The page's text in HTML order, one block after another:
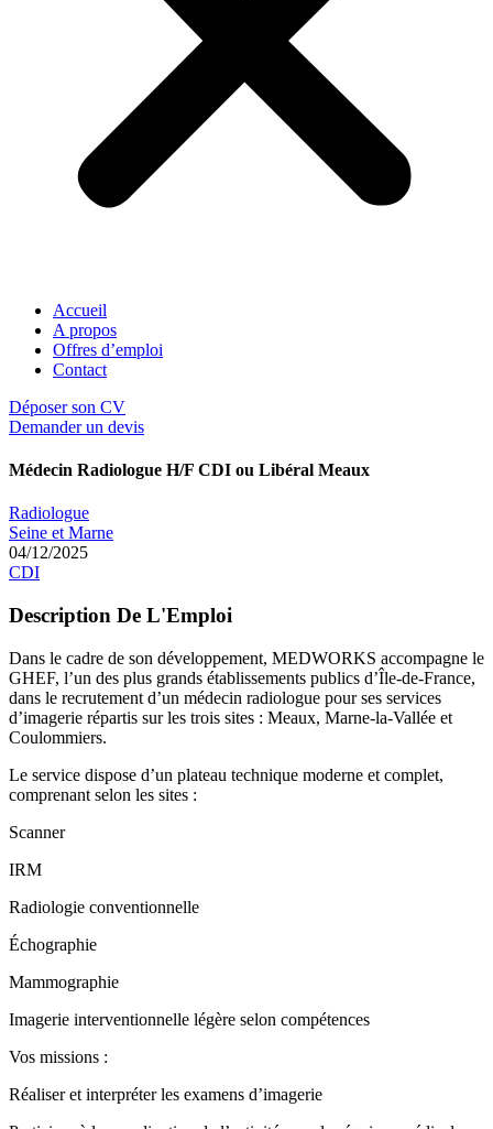
Accueil
A propos
Offres d’emploi
Contact
Déposer son CV
Demander un devis
Médecin Radiologue H/F CDI ou Libéral Meaux
Radiologue
Seine et Marne
04/12/2025
CDI
Description De L'Emploi
Dans le cadre de son développement, MEDWORKS accompagne le
GHEF, l’un des plus grands établissements publics d’Île-de-France,
dans le recrutement d’un médecin radiologue pour ses services
d’imagerie répartis sur les trois sites : Meaux, Marne-la-Vallée et
Coulommiers.
Le service dispose d’un plateau technique moderne et complet,
comprenant selon les sites :
Scanner
IRM
Radiologie conventionnelle
Échographie
Mammographie
Imagerie interventionnelle légère selon compétences
Vos missions :
Réaliser et interpréter les examens d’imagerie